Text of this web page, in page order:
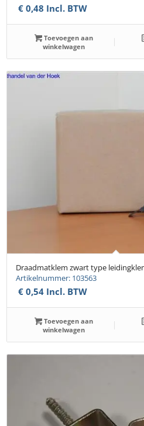
€ 0,48 Incl. BTW
Toevoegen aan
winkelwagen
Draadmatklem zwart type
Artikelnummer: 103563
€ 0,54 Incl. BTW
Toevoegen aan
winkelwagen